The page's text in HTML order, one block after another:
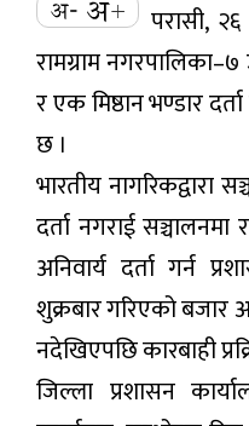
परासी,
रामग्राम
र एक मिष्ठान भण्डार
छ ।
भारतीय नागरिकद्वारा
दर्ता नगराई सञ्चालनमा
अनिवार्य दर्ता गर्न
शुक्रबार गरिएको बजार
नदेखिएपछि कारबाही
जिल्ला प्रशासन